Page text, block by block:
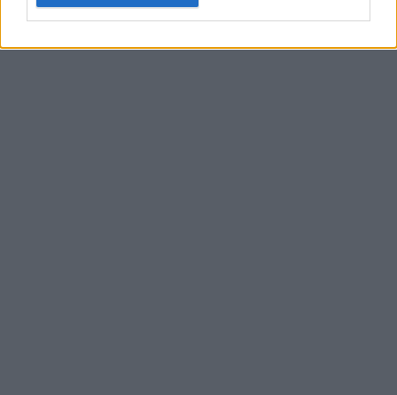
πόντους, 10.1 ριμπάουντ, 2.3 ασίστ και 1 κόψιμο μέσο όρο